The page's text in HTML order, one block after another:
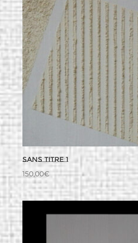
Sans titre 1
150,00€